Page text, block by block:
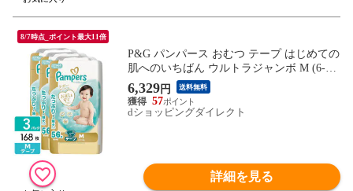
8/7時点_ポイント最大11倍
P&G パンパース おむつ テープ はじめての
肌へのいちばん ウルトラジャンボ M (6-11
kg) 168枚(56枚×3パック) 4987176341525
6,329円 送料無料
57
dショッピングダイレクト
詳細を見る